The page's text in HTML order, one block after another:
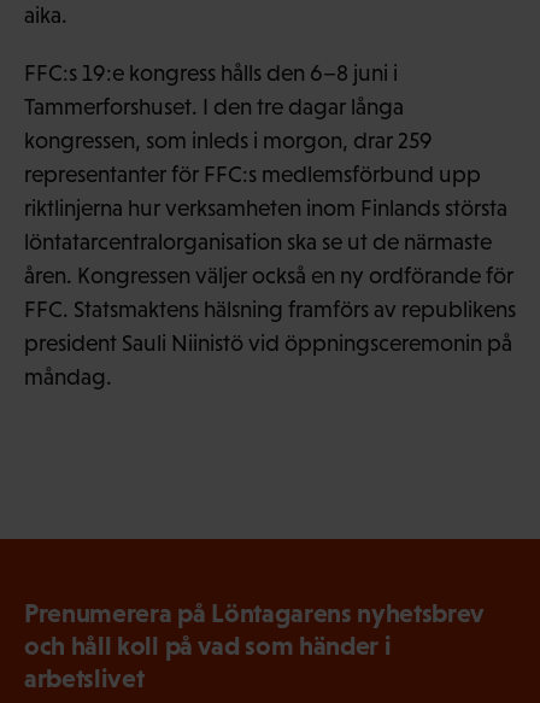
aika.
FFC:s 19:e kongress hålls den 6–8 juni i
Tammerforshuset. I den tre dagar långa
kongressen, som inleds i morgon, drar 259
representanter för FFC:s medlemsförbund upp
riktlinjerna hur verksamheten inom Finlands största
löntatarcentralorganisation ska se ut de närmaste
åren. Kongressen väljer också en ny ordförande för
FFC. Statsmaktens hälsning framförs av republikens
president Sauli Niinistö vid öppningsceremonin på
måndag.
Prenumerera på Löntagarens nyhetsbrev
och håll koll på vad som händer i
arbetslivet